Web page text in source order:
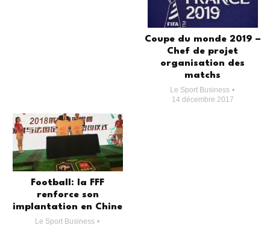
Coupe du monde 2019 –
Chef de projet
organisation des
matchs
Le Sport Business
14 décembre 2017
Football: la FFF
renforce son
implantation en Chine
Le Sport Business